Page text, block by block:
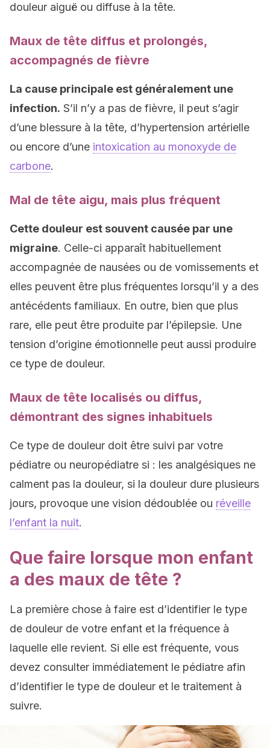
douleur aiguë ou diffuse à la tête.
Maux de tête diffus et prolongés,
accompagnés de fièvre
La cause principale est généralement une
infection. S’il n’y a pas de fièvre, il peut s’agir
d’une blessure à la tête, d’hypertension artérielle
ou encore d’une intoxication au monoxyde de
carbone.
Mal de tête aigu, mais plus fréquent
Cette douleur est souvent causée par une
migraine. Celle-ci apparaît habituellement
accompagnée de nausées ou de vomissements et
elles peuvent être plus fréquentes lorsqu’il y a des
antécédents familiaux. En outre, bien que plus
rare, elle peut être produite par l’épilepsie. Une
tension d’origine émotionnelle peut aussi produire
ce type de douleur.
Maux de tête localisés ou diffus,
démontrant des signes inhabituels
Ce type de douleur doit être suivi par votre
pédiatre ou neuropédiatre si : les analgésiques ne
calment pas la douleur, si la douleur dure plusieurs
jours, provoque une vision dédoublée ou réveille
l’enfant la nuit.
Que faire lorsque mon enfant
a des maux de tête ?
La première chose à faire est d’identifier le type
de douleur de votre enfant et la fréquence à
laquelle elle revient. Si elle est fréquente, vous
devez consulter immédiatement le pédiatre afin
d’identifier le type de douleur et le traitement à
suivre.